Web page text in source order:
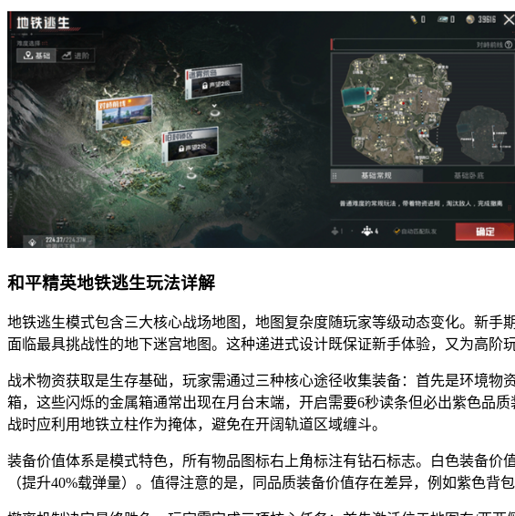
和平精英地铁逃生玩法详解
地铁逃生模式包含三大核心战场地图，地图复杂度随玩家等级动态变化。新
面临最具挑战性的地下迷宫地图。这种递进式设计既保证新手体验，又为高阶
战术物资获取是生存基础，玩家需通过三种核心途径收集装备：首先是环境
箱，这些闪烁的金属箱通常出现在月台末端，开启需要6秒读条但必出紫色品
战时应利用地铁立柱作为掩体，避免在开阔轨道区域缠斗。
装备价值体系是模式特色，所有物品图标右上角标注有钻石标志。白色装备价
（提升40%载弹量）。值得注意的是，同品质装备价值存在差异，例如紫色背